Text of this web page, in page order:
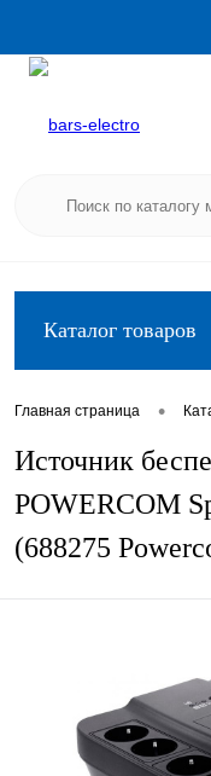
Каталог товаров
Главная страница •
Источник
POWERCOM
(688275